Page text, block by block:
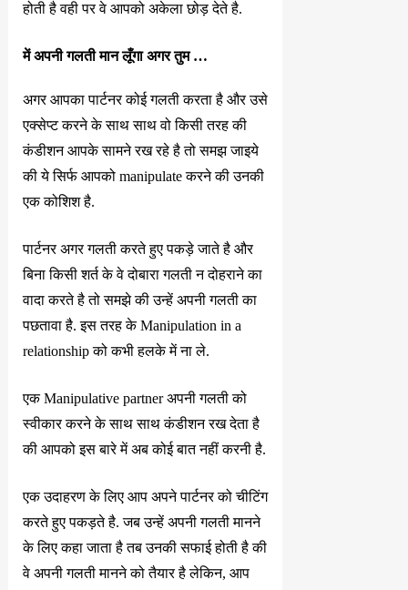
होती है वही पर वे आपको अकेला छोड़ देते है.
में अपनी गलती मान लूँगा अगर तुम …
अगर आपका पार्टनर कोई गलती करता है और उसे
एक्सेप्ट करने के साथ साथ वो किसी तरह की
कंडीशन आपके सामने रख रहे है तो समझ जाइये
की ये सिर्फ आपको manipulate करने की उनकी
एक कोशिश है.
पार्टनर अगर गलती करते हुए पकड़े जाते है और
बिना किसी शर्त के वे दोबारा गलती न दोहराने का
वादा करते है तो समझे की उन्हें अपनी गलती का
पछतावा है. इस तरह के Manipulation in a
relationship को कभी हलके में ना ले.
एक Manipulative partner अपनी गलती को
स्वीकार करने के साथ साथ कंडीशन रख देता है
की आपको इस बारे में अब कोई बात नहीं करनी है.
एक उदाहरण के लिए आप अपने पार्टनर को चीटिंग
करते हुए पकड़ते है. जब उन्हें अपनी गलती मानने
के लिए कहा जाता है तब उनकी सफाई होती है की
वे अपनी गलती मानने को तैयार है लेकिन, आप